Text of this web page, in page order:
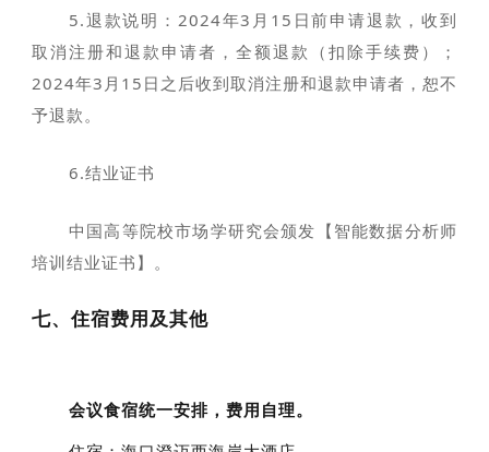
5.退款说明：2024年3月15日前申请退款，收到
取消注册和退款申请者，全额退款（扣除手续费）；
2024年3月15日之后收到取消注册和退款申请者，恕不
予退款。
6.结业证书
中国高等院校市场学研究会颁发【智能数据分析师
培训结业证书】。
七、住宿费用及其他
会议食宿统一安排，费用自理。